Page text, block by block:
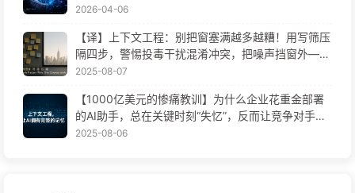
程变革——慢慢学AI171
2026-04-06
【译】上下文工程：别把窗塞满越多越糟！用写筛压
隔四步，警惕投毒干扰混淆冲突，把噪声挡窗外——
慢慢学AI170
2025-08-07
【1000亿美元的惨痛教训】为什么企业花重金部署
的AI助手，总在关键时刻“失忆”，反而让竞争对手实
现90%性能提升？——慢慢学AI169
2025-08-06